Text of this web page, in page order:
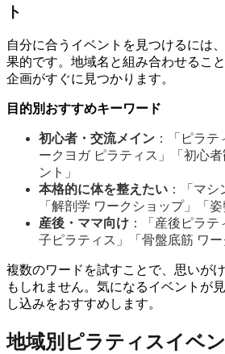
ト
自分に合うイベントを見つけるには
果的です。地域名と組み合わせるこ
企画がすぐに見つかります。
目的別おすすめキーワード
初心者・交流メイン ：「ピラ
ークヨガ ピラティス」「初心
ント」
本格的に体を整えたい ：「マシ
「解剖学 ワークショップ」「
産後・ママ向け ：「産後ピラ
子ピラティス」「骨盤底筋 ワー
複数のワードを試すことで、思いが
もしれません。気になるイベントが
し込みをおすすめします。
地域別ピラティスイベ